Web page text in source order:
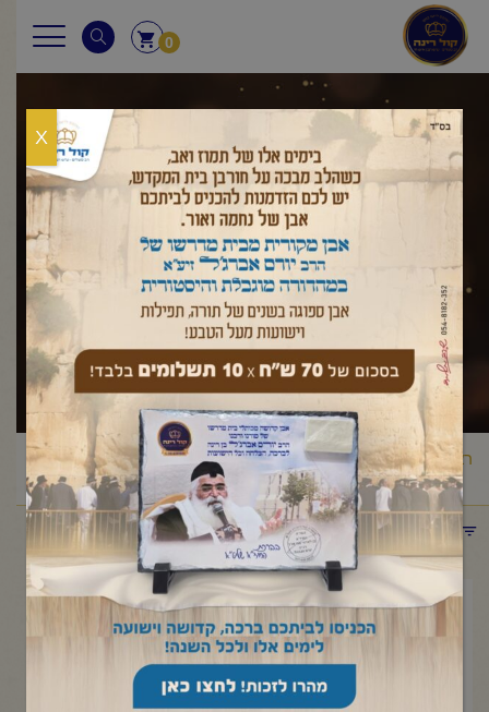
0
שאלות ותשובות
ראשי/שאלות ותשובות/ ראש השנה/האם מחדשים בגדים לכבוד
ראש השנה?
תפריט קטגוריות
האם מחדשים בגדים לכבוד ראש
אוקטובר 1, 2024
X